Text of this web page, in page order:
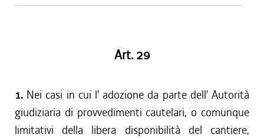
Art. 29
1. Nei casi in cui l' adozione da parte dell' Autorità
giudiziaria di provvedimenti cautelari, o comunque
limitativi della libera disponibilità del cantiere,